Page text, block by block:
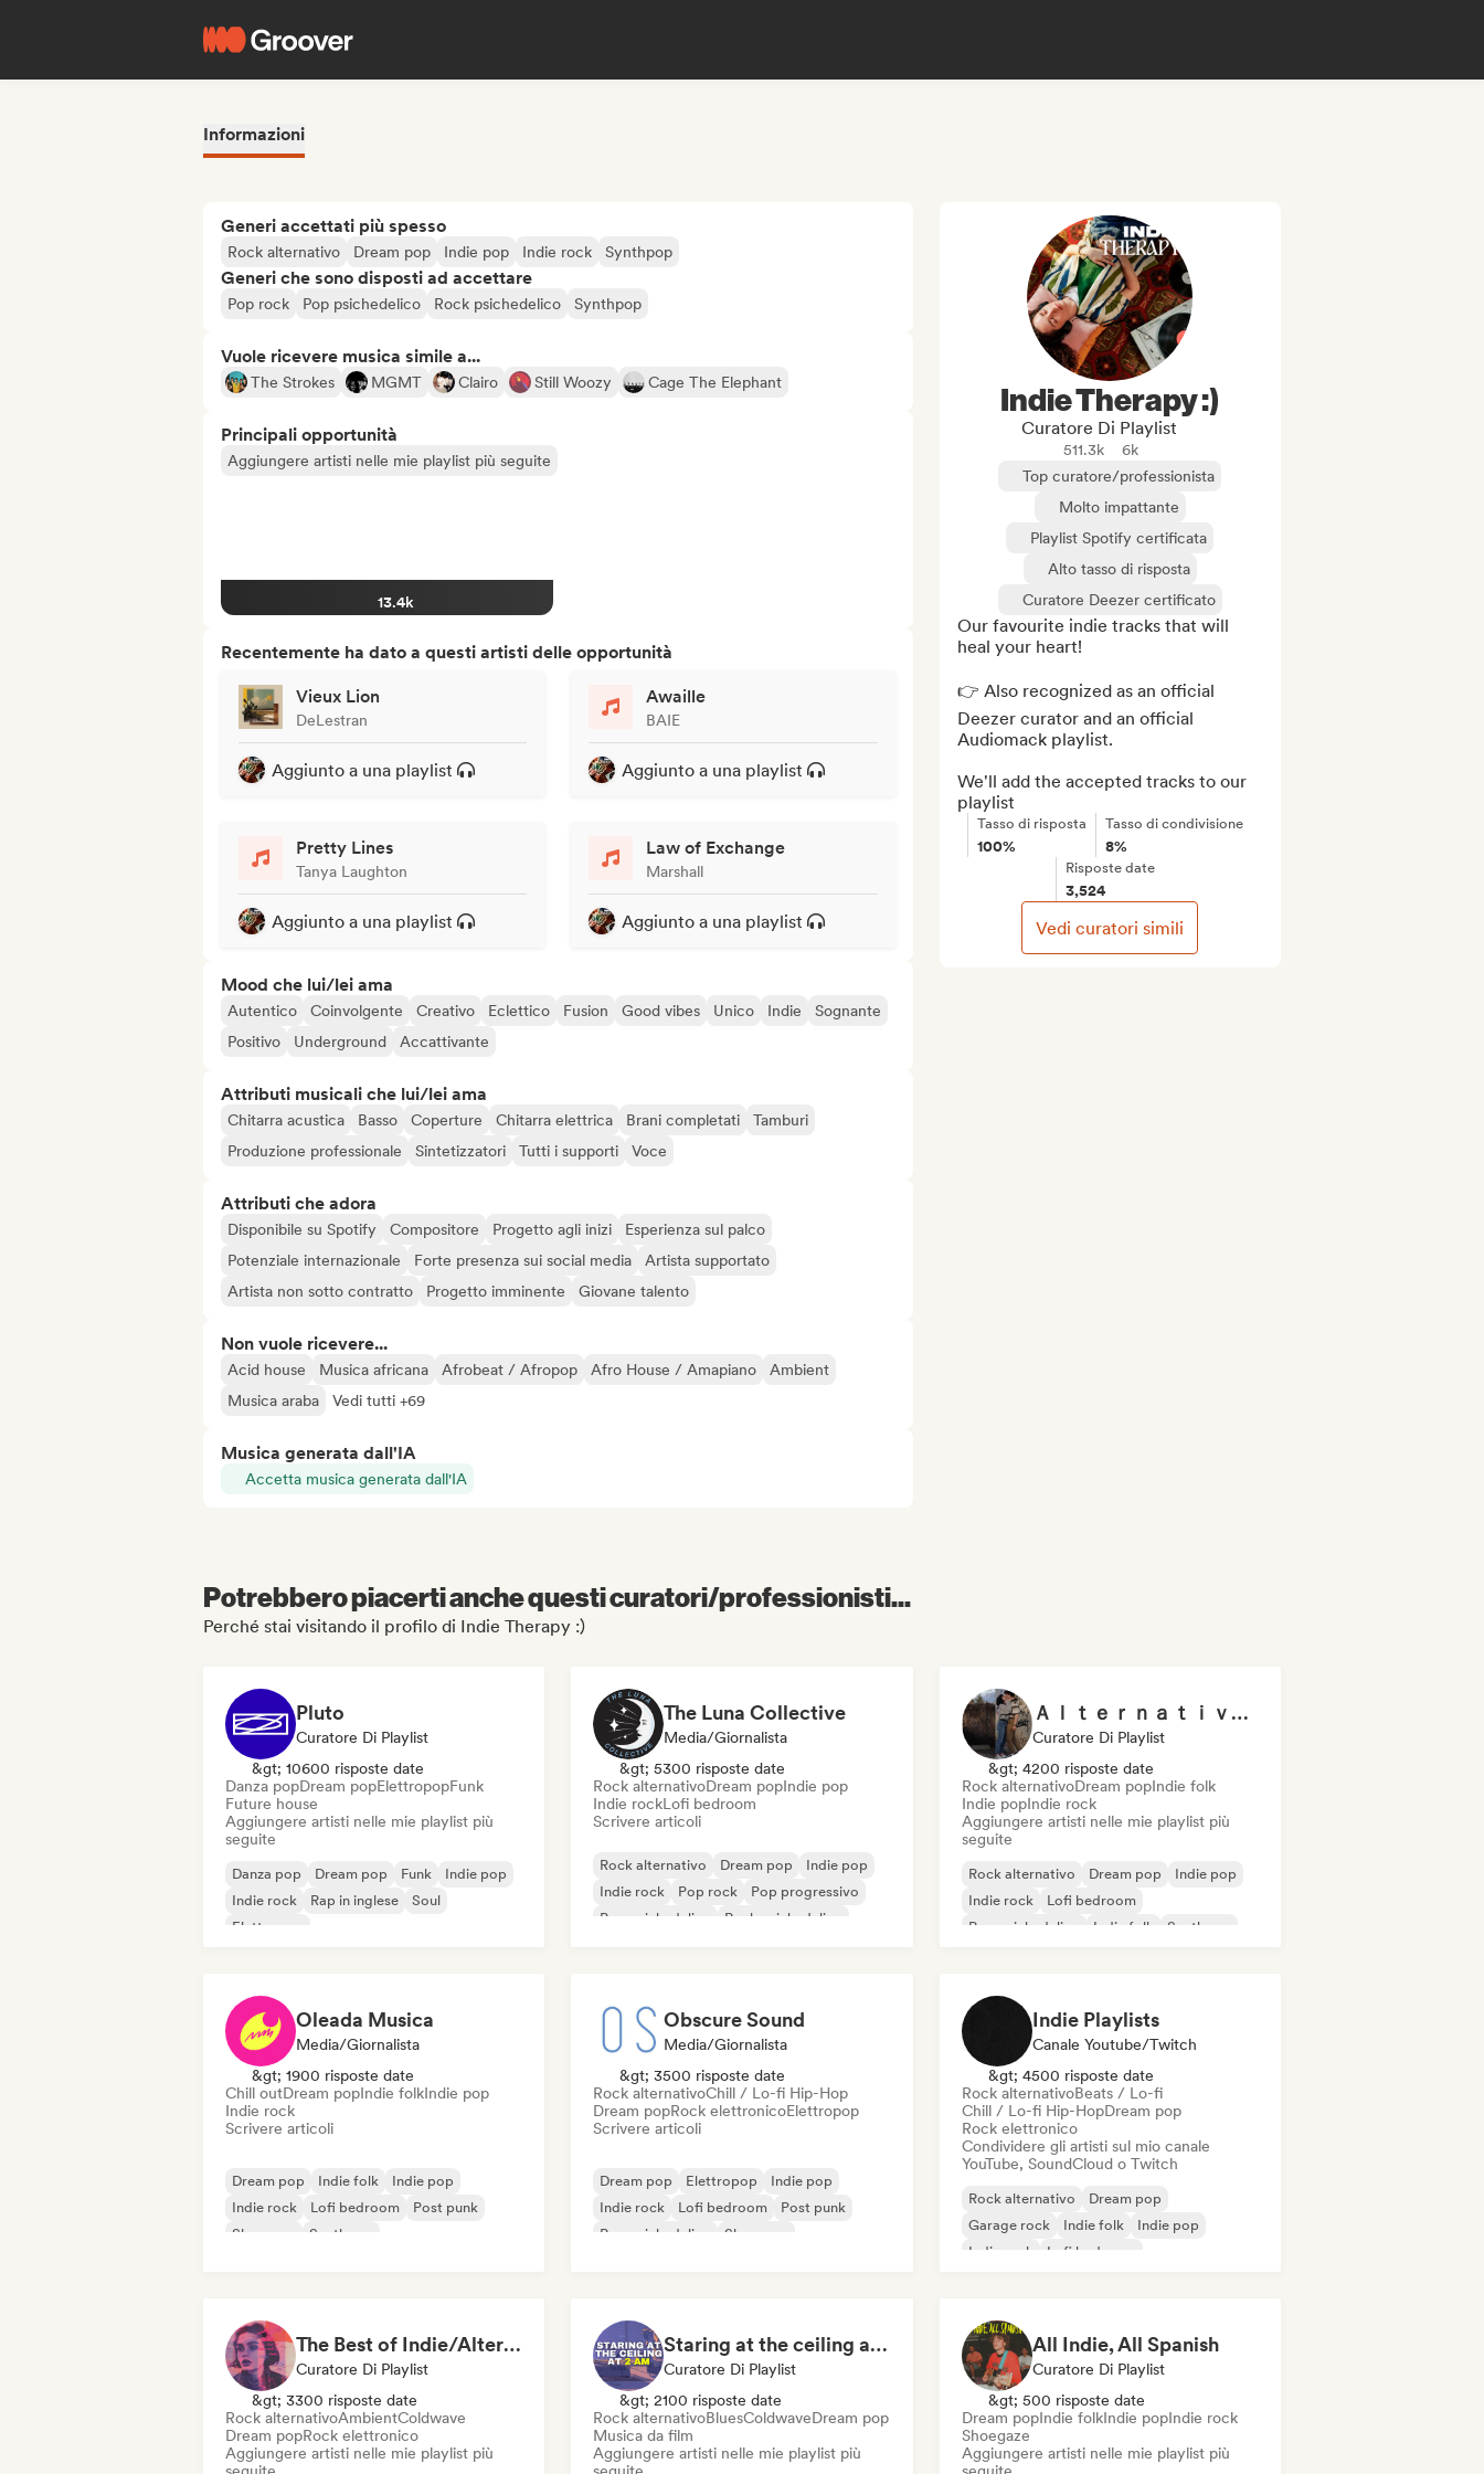
Informazioni
Generi accettati più spesso
Rock alternativo Dream pop Indie pop Indie rock Synthpop
Generi che sono disposti ad accettare
Pop rock Pop psichedelico Rock psichedelico Synthpop
Vuole ricevere musica simile a...
The Strokes MGMT Clairo Still Woozy Cage The Elephant
Principali opportunità
Aggiungere artisti nelle mie playlist più seguite
13.4k
Recentemente ha dato a questi artisti delle opportunità
Vieux Lion
DeLestran
Aggiunto a una playlist
Awaille
BAIE
Aggiunto a una playlist
Pretty Lines
Tanya Laughton
Aggiunto a una playlist
Law of Exchange
Marshall
Aggiunto a una playlist
Mood che lui/lei ama
Autentico Coinvolgente Creativo Eclettico Fusion Good vibes Unico Indie
Sognante
Positivo
Underground Accattivante
Attributi musicali che lui/lei ama
Chitarra acustica Basso Coperture Chitarra elettrica Brani completati
Tamburi
Produzione professionale
Sintetizzatori Tutti i supporti Voce
Attributi che adora
Disponibile su Spotify Compositore Progetto agli inizi
Esperienza sul palco
Potenziale internazionale
Forte presenza sui social media
Artista supportato
Artista non sotto contratto
Progetto imminente Giovane talento
Non vuole ricevere...
Acid house Musica africana Afrobeat / Afropop Afro House / Amapiano
Ambient
Musica araba
Vedi tutti +69
Musica generata dall'IA
Accetta musica generata dall'IA
Indie Therapy :)
Curatore Di Playlist
511.3k
6k
Top curatore/professionista
Molto impattante
Playlist Spotify certificata
Alto tasso di risposta
Curatore Deezer certificato
Our favourite indie tracks that will
heal your heart!
👉 Also recognized as an official
Deezer curator and an official
Audiomack playlist.
We'll add the accepted tracks to our
playlist
Tasso di risposta
100%
Tasso di condivisione
8%
Risposte date
3,524
Vedi curatori simili
Potrebbero piacerti anche questi curatori/professionisti...
Perché stai visitando il profilo di Indie Therapy :)
Pluto
Curatore Di Playlist
&gt; 10600 risposte date
Danza popDream popElettropopFunk
Future house
Aggiungere artisti nelle mie playlist più
seguite
Danza pop Dream pop Funk
Indie pop
Indie rock
Rap in inglese
Soul
Elettropop
The Luna Collective
Media/Giornalista
&gt; 5300 risposte date
Rock alternativoDream popIndie pop
Indie rockLofi bedroom
Scrivere articoli
Rock alternativo Dream pop
Indie pop
Indie rock
Pop rock
Pop progressivo
Pop psichedelico
Rock psichedelico
Ａｌｔｅｒｎａｔｉｖｅ ンデ曖
Curatore Di Playlist
&gt; 4200 risposte date
Rock alternativoDream popIndie folk
Indie popIndie rock
Aggiungere artisti nelle mie playlist più
seguite
Rock alternativo Dream pop
Indie pop
Indie rock
Lofi bedroom
Pop psichedelico
Indie folk Synthpop
Oleada Musica
Media/Giornalista
&gt; 1900 risposte date
Chill outDream popIndie folkIndie pop
Indie rock
Scrivere articoli
Dream pop Indie folk
Indie pop
Indie rock
Lofi bedroom
Post punk
Shoegaze
Synthpop
Obscure Sound
Media/Giornalista
&gt; 3500 risposte date
Rock alternativoChill / Lo-fi Hip-Hop
Dream popRock elettronicoElettropop
Scrivere articoli
Dream pop Elettropop
Indie pop
Indie rock
Lofi bedroom
Post punk
Pop psichedelico
Shoegaze
Indie Playlists
Canale Youtube/Twitch
&gt; 4500 risposte date
Rock alternativoBeats / Lo-fi
Chill / Lo-fi Hip-HopDream pop
Rock elettronico
Condividere gli artisti sul mio canale
YouTube, SoundCloud o Twitch
Rock alternativo
Dream pop
Garage rock
Indie folk
Indie pop
Indie rock
Lofi bedroom
The Best of Indie/Alternative music
Curatore Di Playlist
&gt; 3300 risposte date
Rock alternativoAmbientColdwave
Dream popRock elettronico
Aggiungere artisti nelle mie playlist più
Staring at the ceiling at 2am
Curatore Di Playlist
&gt; 2100 risposte date
Rock alternativoBluesColdwaveDream pop
Musica da film
Aggiungere artisti nelle mie playlist più
All Indie, All Spanish
Curatore Di Playlist
&gt; 500 risposte date
Dream popIndie folkIndie popIndie rock
Shoegaze
Aggiungere artisti nelle mie playlist più